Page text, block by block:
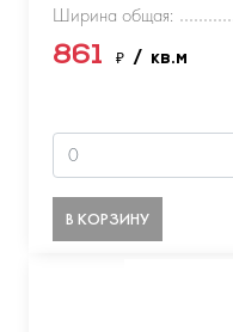
Ширина общая:
861 ₽ / кв.м
В КОРЗИНУ